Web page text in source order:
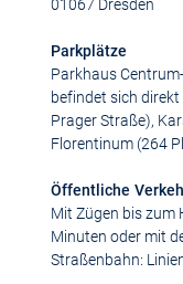
01067 Dresden
Parkplätze
Parkhaus
befindet sich
Prager Straße),
Florentinum (264
Öffentliche
Mit Zügen bis zum
Minuten oder mit
Straßenbahn: